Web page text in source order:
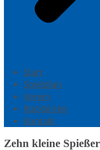
Start
Spielplan
Verein
Rückblicke
Kontakt
Zehn kleine